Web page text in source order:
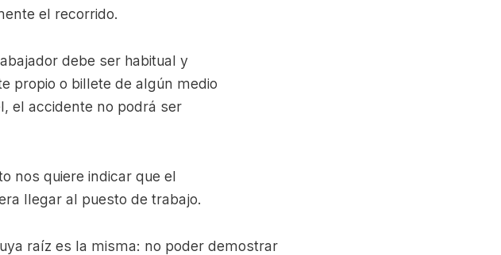
el recorrido.
debe ser habitual y
propio o billete de algún medio
el accidente no podrá ser
nos quiere indicar que el
llegar al puesto de trabajo.
raíz es la misma: no poder demostrar